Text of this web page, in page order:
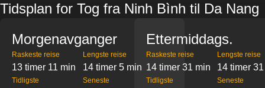
Tidsplan for Tog fra Ninh Bình til Da Nang
Morgenavganger
Raskeste reise
13 timer 11 min
Lengste reise
14 timer 5 min
Tidligste Seneste
Ettermiddags.
Raskeste reise
14 timer 31 min
Lengste reise
14 timer
Tidligste Seneste